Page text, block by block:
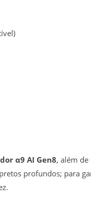
α9 AI Gen8, além de
profundos; para